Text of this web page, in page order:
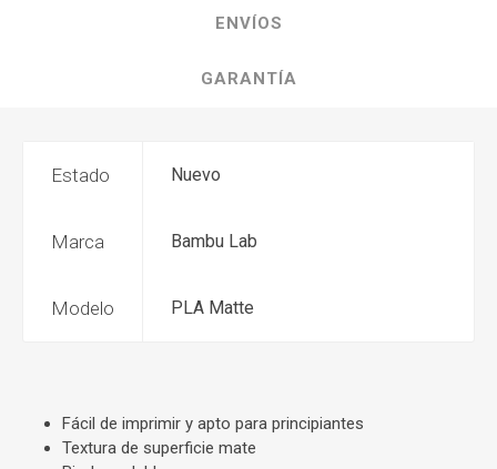
ENVÍOS
GARANTÍA
Estado Nuevo
Marca Bambu Lab
Modelo PLA Matte
Fácil de imprimir y apto para principiantes
Textura de superficie mate